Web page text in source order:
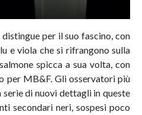
per il suo fascino, con
e viola che si rifrangono sulla
spicca a sua volta, con
per MB&F. Gli osservatori più
di nuovi dettagli in queste
secondari neri, sospesi poco